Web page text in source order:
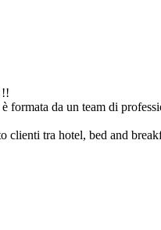
!!
da un team di
clienti tra hotel, bed and